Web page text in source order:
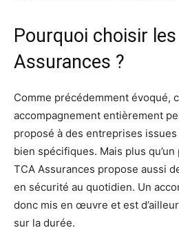
Pourquoi choisir
Assurances ?
Comme précédemment évoqué,
accompagnement entièrement
proposé à des entreprises issues
bien spécifiques. Mais plus qu’un
TCA Assurances propose aussi
en sécurité au quotidien. Un
donc mis en œuvre et est
sur la durée.